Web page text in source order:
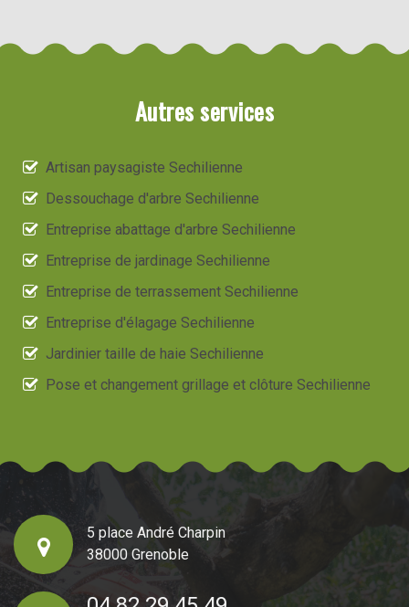
Autres services
Artisan paysagiste Sechilienne
Dessouchage d'arbre Sechilienne
Entreprise abattage d'arbre Sechilienne
Entreprise de jardinage Sechilienne
Entreprise de terrassement Sechilienne
Entreprise d'élagage Sechilienne
Jardinier taille de haie Sechilienne
Pose et changement grillage et clôture Sechilienne
5 place André Charpin
38000 Grenoble